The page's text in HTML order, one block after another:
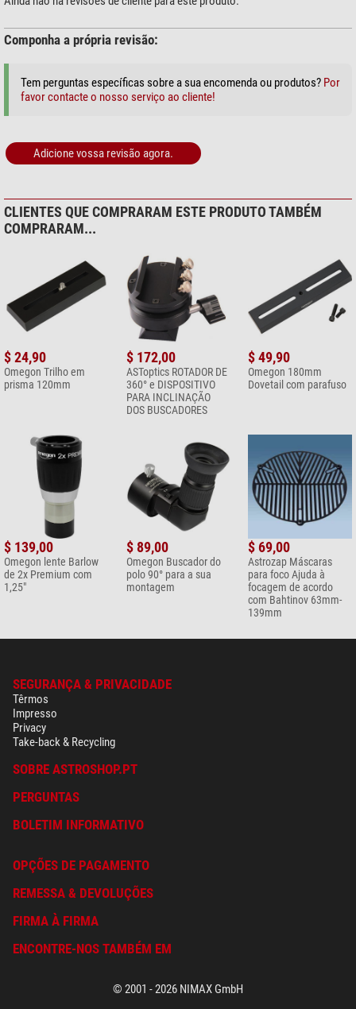
Componha a própria revisão:
Tem perguntas específicas sobre a sua encomenda ou produtos? Por
favor contacte o nosso serviço ao cliente!
Adicione vossa revisão agora.
CLIENTES QUE COMPRARAM ESTE PRODUTO TAMBÉM
COMPRARAM...
$ 24,90
Omegon Trilho em
prisma 120mm
$ 172,00
ASToptics ROTADOR DE
360° e DISPOSITIVO
PARA INCLINAÇÃO
DOS BUSCADORES
$ 49,90
Omegon 180mm
Dovetail com parafuso
$ 139,00
Omegon lente Barlow
de 2x Premium com
1,25"
$ 89,00
Omegon Buscador do
polo 90° para a sua
montagem
$ 69,00
Astrozap Máscaras
para foco Ajuda à
focagem de acordo
com Bahtinov 63mm-
139mm
SEGURANÇA & PRIVACIDADE
Têrmos
Impresso
Privacy
Take-back & Recycling
SOBRE ASTROSHOP.PT
PERGUNTAS
BOLETIM INFORMATIVO
OPÇÕES DE PAGAMENTO
REMESSA & DEVOLUÇÕES
FIRMA À FIRMA
ENCONTRE-NOS TAMBÉM EM
© 2001 - 2026 NIMAX GmbH